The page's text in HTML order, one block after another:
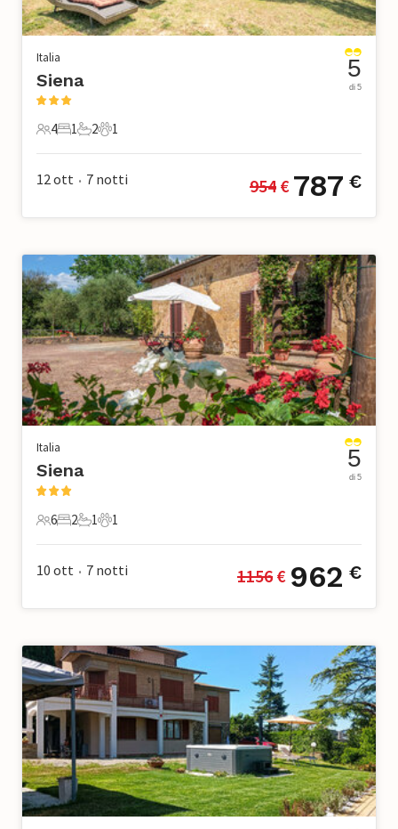
Italia
Siena
4 Ospiti
4
1 Camera da letto
1
2 Bagni
2
1 Animale domestico
1
5
di 5
12 ott • 7 notti 954 € 787 €
Italia
Siena
6 Ospiti
6
2 Camere da letto
2
1 Bagno
1
1 Animale domestico
1
5
di 5
10 ott • 7 notti 1156 € 962 €